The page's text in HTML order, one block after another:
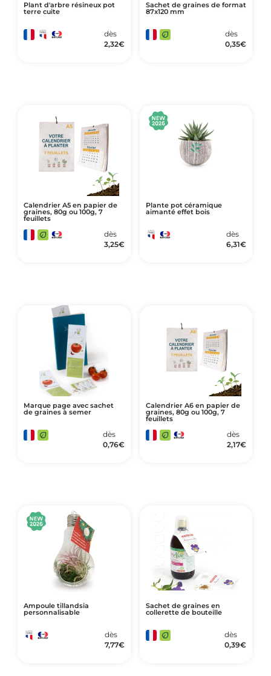
Plant d'arbre résineux pot
terre cuite
dès
2,32€
Sachet de graines de format
87x120 mm
dès
0,35€
Calendrier A5 en papier de
graines, 80g ou 100g, 7
feuillets
dès
3,25€
Plante pot céramique
aimanté effet bois
dès
6,31€
Marque page avec sachet
de graines à semer
dès
0,76€
Calendrier A6 en papier de
graines, 80g ou 100g, 7
feuillets
dès
2,17€
Ampoule tillandsia
personnalisable
dès
7,77€
Sachet de graines en
collerette de bouteille
dès
0,39€